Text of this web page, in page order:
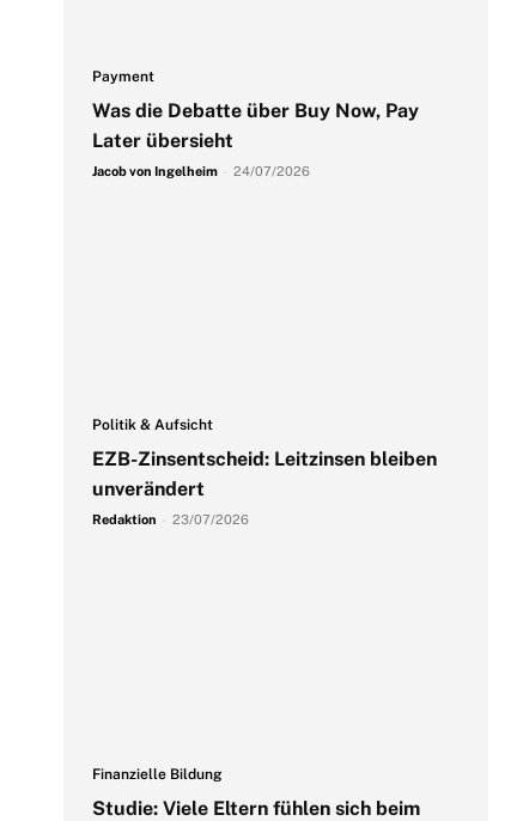
Payment
Was die Debatte über Buy Now, Pay
Later übersieht
Jacob von Ingelheim 24/07/2026
Politik & Aufsicht
EZB-Zinsentscheid: Leitzinsen bleiben
unverändert
Redaktion 23/07/2026
Finanzielle Bildung
Studie: Viele Eltern fühlen sich beim